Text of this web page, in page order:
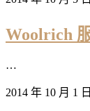
Woolrich
…
2014 年 10 月 1 日